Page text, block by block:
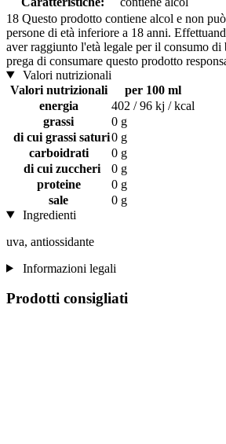
18 Questo prodotto contiene alcol e non può
persone di età inferiore a 18 anni.
aver raggiunto l'età legale per il consumo di
prega di consumare questo prodotto
Valori nutrizionali
Valori nutrizionali
per 100 ml
energia
402 / 96 kj / kcal
grassi
0 g
di cui grassi saturi0 g
carboidrati
0 g
di cui zuccheri
0 g
proteine
0 g
sale
0 g
Ingredienti
uva, antiossidante
Informazioni legali
Prodotti consigliati